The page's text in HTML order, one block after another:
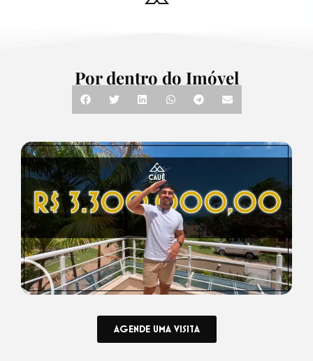
Por dentro do Imóvel
AGENDE UMA VISITA